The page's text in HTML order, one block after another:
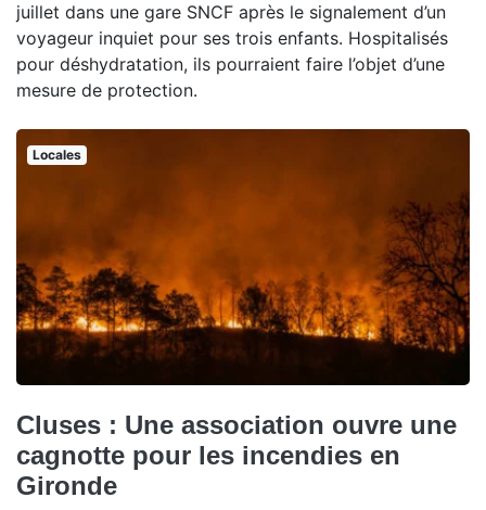
juillet dans une gare SNCF après le signalement d’un
voyageur inquiet pour ses trois enfants. Hospitalisés
pour déshydratation, ils pourraient faire l’objet d’une
mesure de protection.
Locales
Cluses : Une association ouvre une
cagnotte pour les incendies en
Gironde